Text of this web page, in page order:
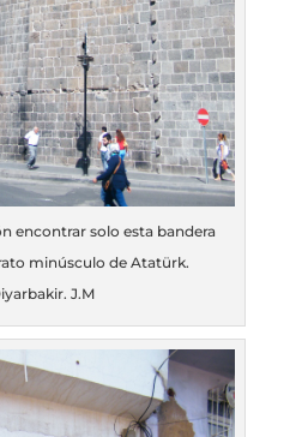
encontrar solo esta bandera
minúsculo de Atatürk.
J.M